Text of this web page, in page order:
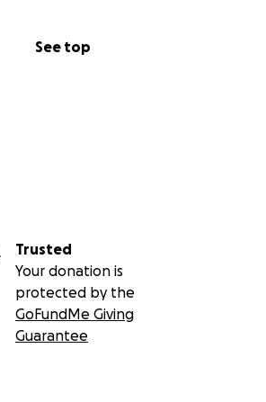
See top
Trusted
Your donation is
protected by the
GoFundMe Giving
Guarantee